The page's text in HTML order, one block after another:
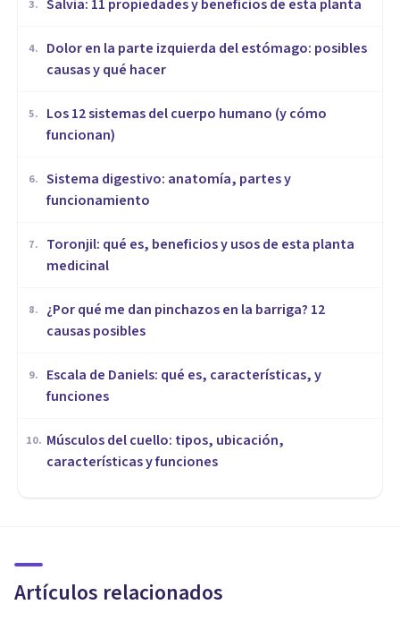
3. Salvia: 11 propiedades y beneficios de esta planta
4.
Dolor en la parte izquierda del estómago: posibles
causas y qué hacer
5.
Los 12 sistemas del cuerpo humano (y cómo
funcionan)
6. Sistema digestivo: anatomía, partes y
funcionamiento
7.
Toronjil: qué es, beneficios y usos de esta planta
medicinal
8.
¿Por qué me dan pinchazos en la barriga? 12
causas posibles
9.
Escala de Daniels: qué es, características, y
funciones
10. Músculos del cuello: tipos, ubicación,
características y funciones
Artículos relacionados
genotipo y fenotipo